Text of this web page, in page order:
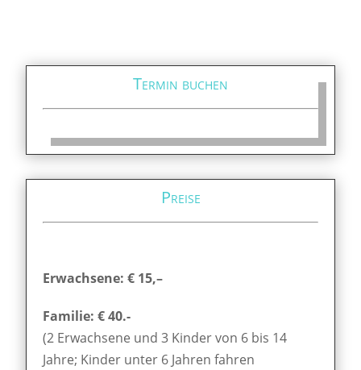
Termin buchen
Preise
Erwachsene: € 15,–
Familie: € 40.-
(2 Erwachsene und 3 Kinder von 6 bis 14
Jahre; Kinder unter 6 Jahren fahren